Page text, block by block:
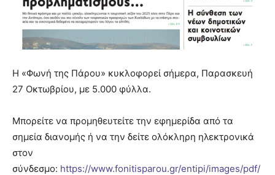
Η «Φωνή της Πάρου» κυκλοφoρεί σήμερα, Παρασκευή
27 Οκτωβρίου, με 5.000 φύλλα.
Μπορείτε να προμηθευτείτε την εφημερίδα από τα
σημεία διανομής ή να την δείτε ολόκληρη ηλεκτρονικά
στον
σύνδεσμο: https://www.fonitisparou.gr/entipi/images/pdf/